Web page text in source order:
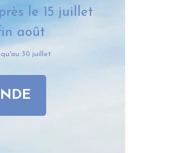
le 15 juillet
août
30 juillet